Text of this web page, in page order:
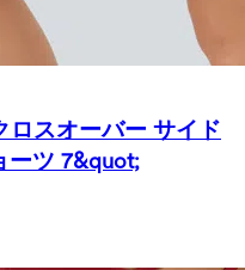
スオーバー サイド
ーツ 7&quot;